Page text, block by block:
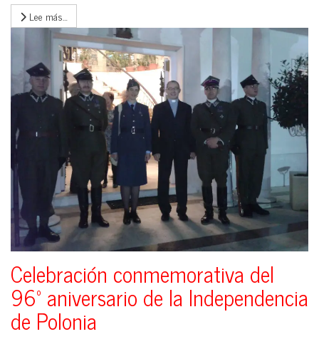
Lee más…
Celebración conmemorativa del
96º aniversario de la Independencia
de Polonia